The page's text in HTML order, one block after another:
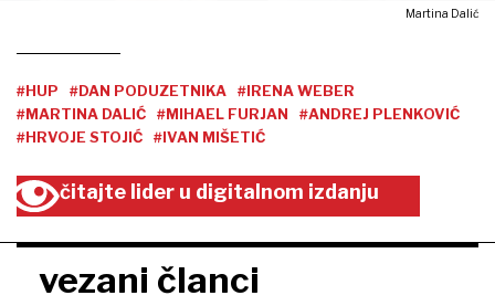
Martina Dalić
#HUP #DAN PODUZETNIKA
#IRENA WEBER
#MARTINA DALIĆ
#MIHAEL FURJAN
#ANDREJ PLENKOVIĆ
#HRVOJE STOJIĆ
#IVAN MIŠETIĆ
čitajte lider u digitalnom izdanju
vezani članci